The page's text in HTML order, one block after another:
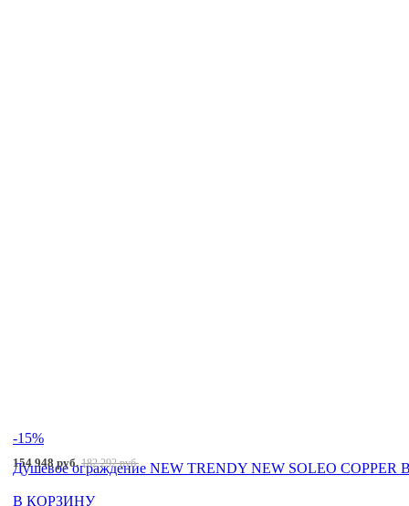
-15%
Душевое ограждение NEW TRENDY NEW SOLEO COPPER
154 948 руб.182 292 руб.
В КОРЗИНУ